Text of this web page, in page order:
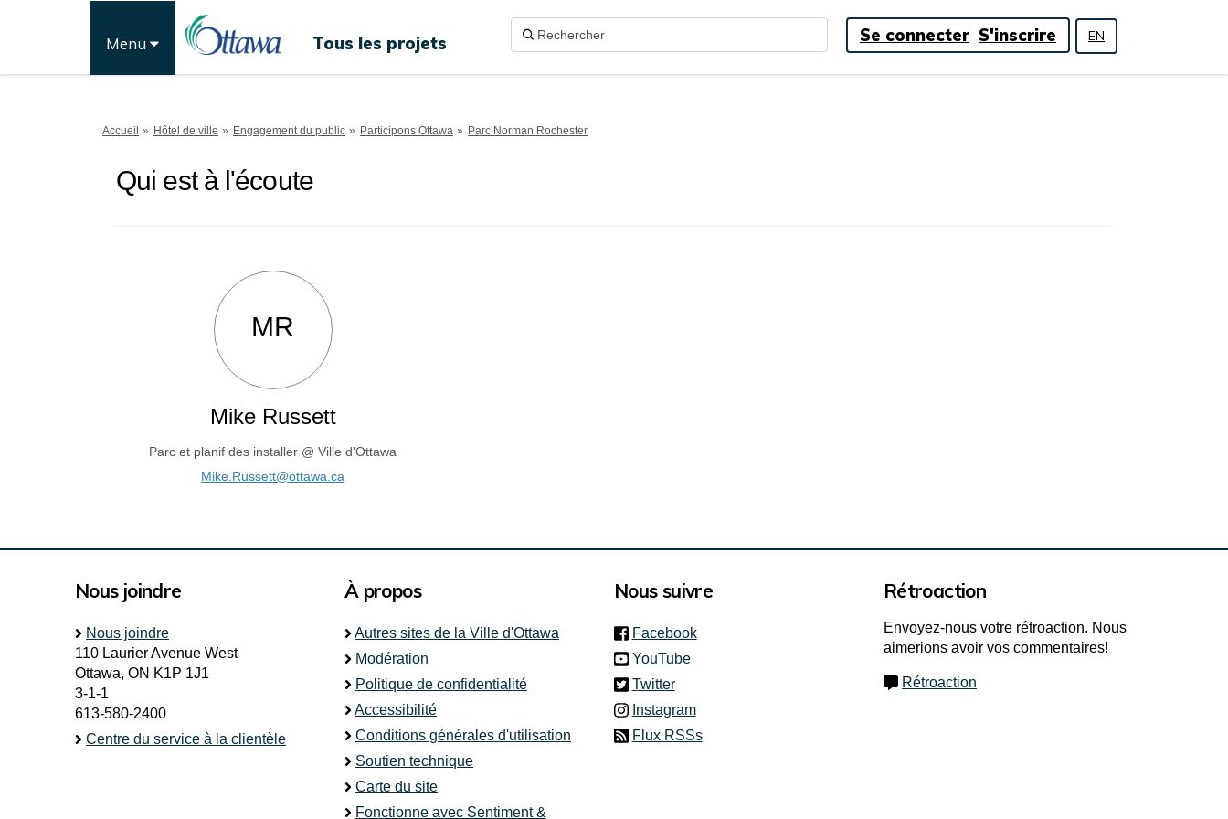
Menu EN
Tous les projets Se connecter S'inscrire
Vous êtes ici:
Accueil Hôtel de ville Engagement du public Participons Ottawa Parc Norman Rochester
Qui est à l'écoute
MR
Mike Russett
Parc et planif des installer @ Ville d'Ottawa
Mike.Russett@ottawa.ca
Nous joindre
Nous joindre
110 Laurier Avenue West
Ottawa, ON K1P 1J1
3-1-1
613-580-2400
Centre du service à la clientèle
À propos
Autres sites de la Ville d'Ottawa
Modération
Politique de confidentialité
Accessibilité
Conditions générales d'utilisation
Soutien technique
Carte du site
Fonctionne avec Sentiment &
Nous suivre
Facebook(link is external)
YouTube
Twitter(link is external)
Instagram
Flux RSSs
Rétroaction
Envoyez-nous votre rétroaction. Nous
aimerions avoir vos commentaires!
Rétroaction